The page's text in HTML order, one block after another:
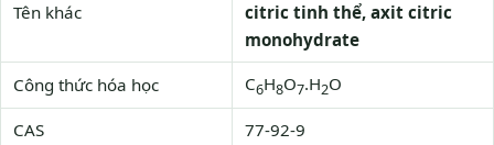
Tên khác
citric tinh thể, axit citric
monohydrate
Công thức hóa học C6H8O7.H2O
CAS
77-92-9